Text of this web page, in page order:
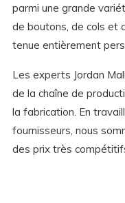
parmi une grande
de boutons, de cols et
tenue entièrement
Les experts Jordan
de la chaîne de
la fabrication. En
fournisseurs, nous
des prix très